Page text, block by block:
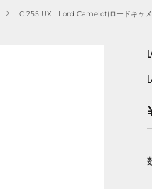
LC 255 UX | Lord Camelot(ロードキャメ